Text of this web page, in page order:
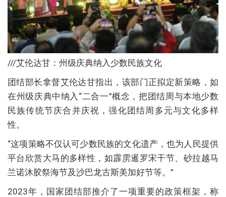
///艾伦达甘：州级庆典纳入少数民族文化
团结部长拿督艾伦达甘指出，该部门正拟定新策略，如
在州级庆典中纳入“二合一”概念，把团结周与本地少数
民族传统节庆合并庆祝，强化团结周多元与文化多样
性。
“这项策略不仅认可少数民族的文化遗产，也为人民提供
平台欣赏大马的多样性，如霹雳暹罗宋干节、砂拉越马
兰诺沐胶祭海节及沙巴龙古斯美加好节等。”
2023年，国家团结部推介了一项重要的政策框架，称